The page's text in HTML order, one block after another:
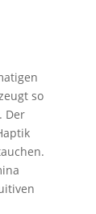
so
Der